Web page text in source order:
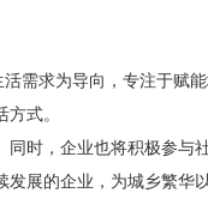
需求为导向，专注于赋
式。
时，企业也将积极参与
展的企业，为城乡繁华